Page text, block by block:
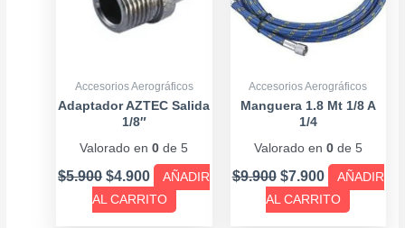
Accesorios Aerográficos
Adaptador AZTEC Salida
1/8″
Valorado en0 de 5
$5.900 $4.900
AÑADIR
AL CARRITO
Accesorios Aerográficos
Manguera 1.8 Mt 1/8 A
1/4
Valorado en 0de 5
$9.900 $7.900
AÑADIR
AL CARRITO